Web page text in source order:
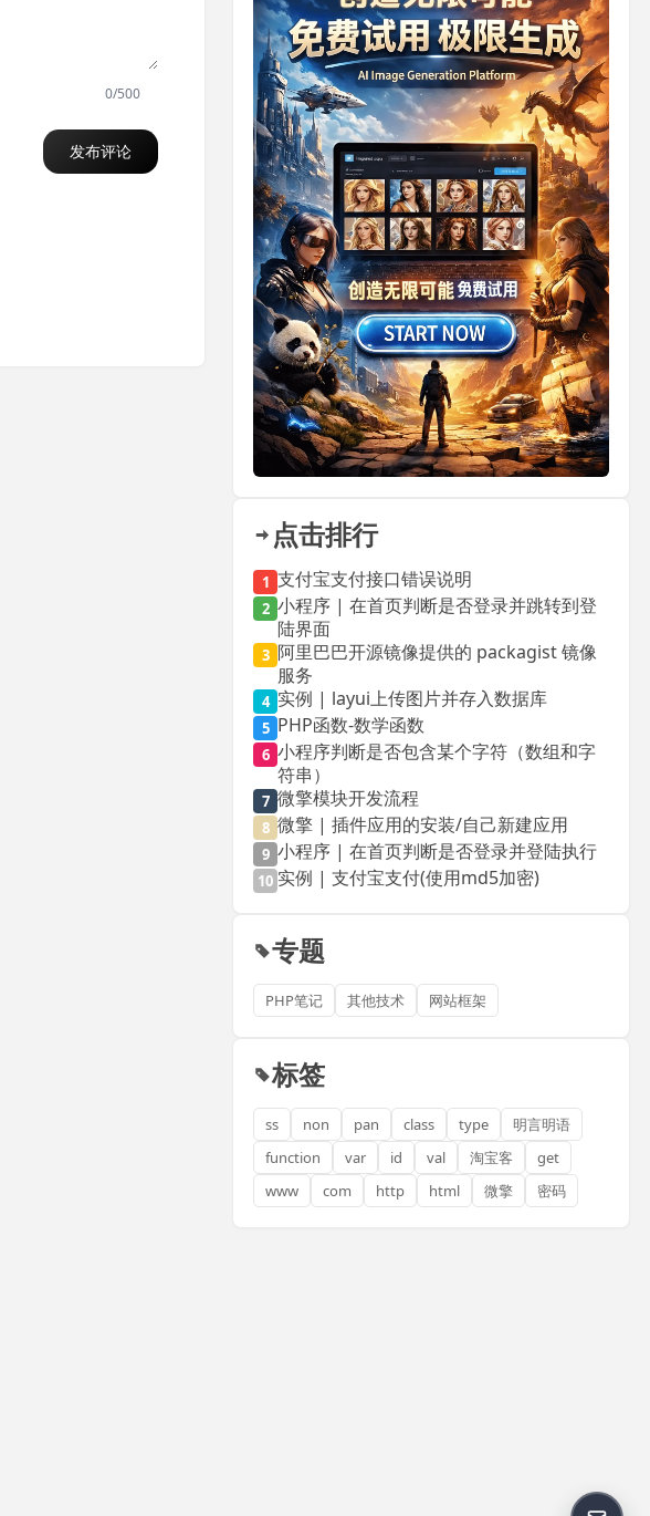
0/500
发布评论
点击排行
1 支付宝支付接口错误说明
2 小程序 | 在首页判断是否登录并跳转到登
陆界面
3 阿里巴巴开源镜像提供的 packagist 镜像
服务
4 实例 | layui上传图片并存入数据库
5 PHP函数-数学函数
6 小程序判断是否包含某个字符（数组和字
符串）
7 微擎模块开发流程
8 微擎 | 插件应用的安装/自己新建应用
9 小程序 | 在首页判断是否登录并登陆执行
10 实例 | 支付宝支付(使用md5加密)
专题
PHP笔记 其他技术 网站框架
标签
ss non pan class type
明言明语
function
var id val 淘宝客
get
www
com http html 微擎 密码